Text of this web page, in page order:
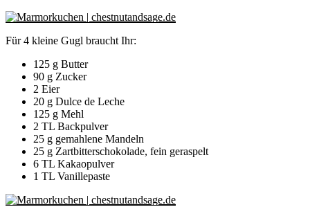
Für 4 kleine Gugl braucht Ihr:
125 g Butter
90 g Zucker
2 Eier
20 g Dulce de Leche
125 g Mehl
2 TL Backpulver
25 g gemahlene Mandeln
25 g Zartbitterschokolade, fein geraspelt
6 TL Kakaopulver
1 TL Vanillepaste